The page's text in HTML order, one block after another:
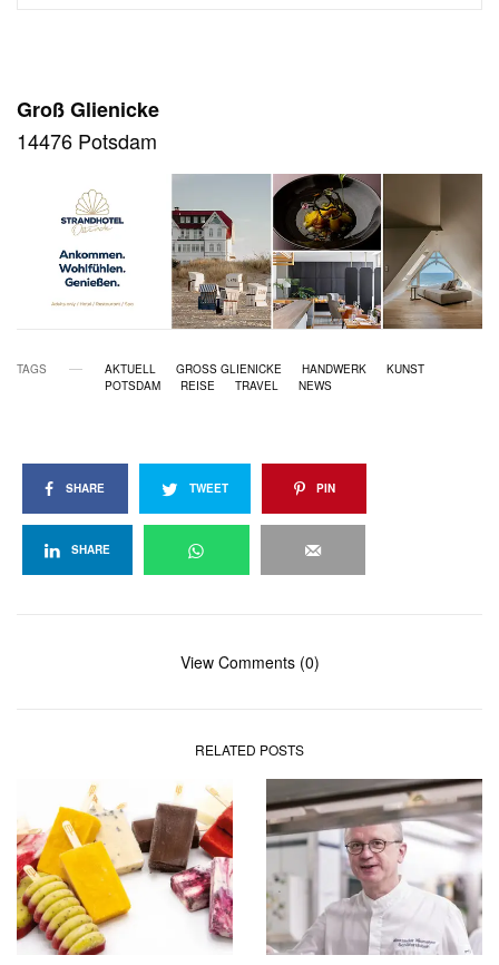
Groß Glienicke
14476 Potsdam
TAGS AKTUELL GROSS GLIENICKE HANDWERK
KUNST
POTSDAM
REISE TRAVEL NEWS
SHARE TWEET PIN
SHARE
View Comments (0)
RELATED POSTS